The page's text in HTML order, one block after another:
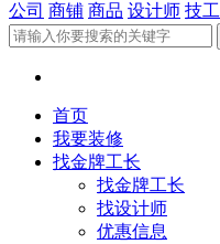
公司 商铺 商品 设计师 技工
首页
我要装修
找金牌工长
找金牌工长
找设计师
优惠信息